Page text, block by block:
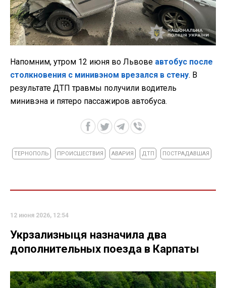
Напомним, утром 12 июня во Львове автобус после
столкновения с минивэном врезался в стену. В
результате ДТП травмы получили водитель
минивэна и пятеро пассажиров автобуса.
ТЕРНОПОЛЬ ПРОИСШЕСТВИЯ АВАРИЯ ДТП ПОСТРАДАВШАЯ
12 июня 2026, 12:54
Укрзализныця назначила два
дополнительных поезда в Карпаты